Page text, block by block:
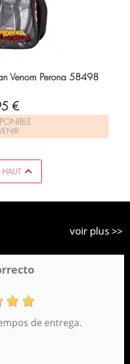
Venom Perona 58498
€
HAUT
voir plus >>
de entrega.